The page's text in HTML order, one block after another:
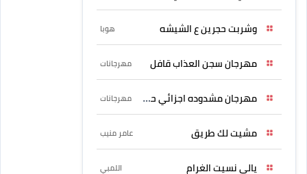
وشربت حجرين ع الشيشه هوبا
مهرجان سجن العذاب قافل مهرجانات
مهرجان مشدوده اجزائي حربونى مهرجانات
مشيت لك طريق عامر منيب
يالي نسيت الغرام اللمبي